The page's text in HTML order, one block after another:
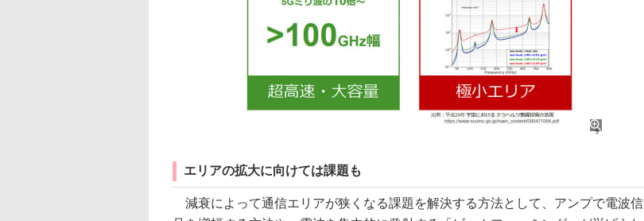
エリアの拡大に向けては課題も
減衰によって通信エリアが狭くなる課題を解決する方法として、アンプで電波信